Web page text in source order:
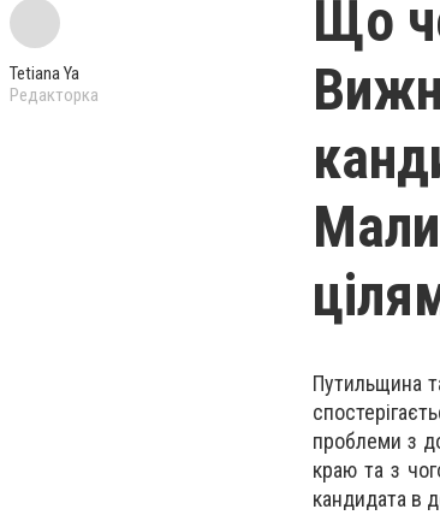
Tetiana Ya
Редакторка
Що
Путильщина
проблеми з
краю та з
кандидата в